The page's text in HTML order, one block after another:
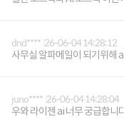
dnd**** 26-06-04 14:28:12
사무실 알파메일이 되기위해
juno**** 26-06-04 14:28:04
우와 라이젠 ai 너무 궁급합니